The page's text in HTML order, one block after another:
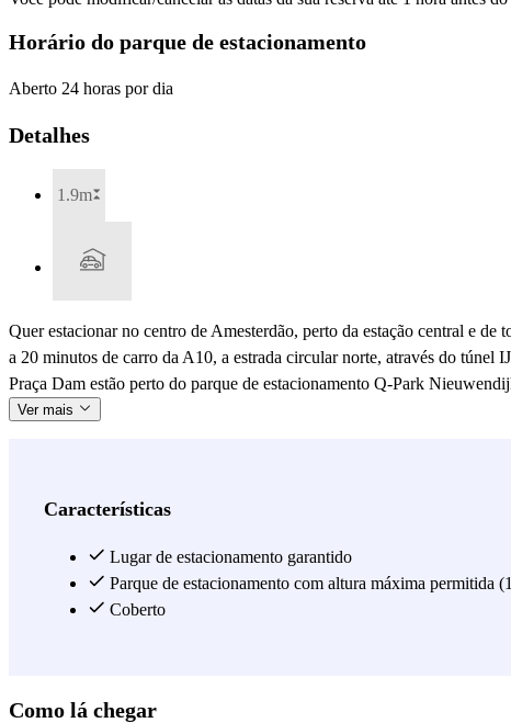
Horário do parque de estacionamento
Aberto 24 horas por dia
Detalhes
1.9m
Quer estacionar no centro de Amesterdão, perto da estação central e
a 20 minutos de carro da A10, a estrada circular norte, através do túnel
Praça Dam estão perto do parque de estacionamento Q-Park
Ver mais
Características
Lugar de estacionamento garantido
Parque de estacionamento com altura máxima permitida
Coberto
Como lá chegar